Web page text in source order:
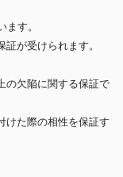
欠陥に関する保証で
けた際の相性を保証す
32GB